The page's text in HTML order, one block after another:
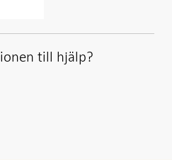
till hjälp?